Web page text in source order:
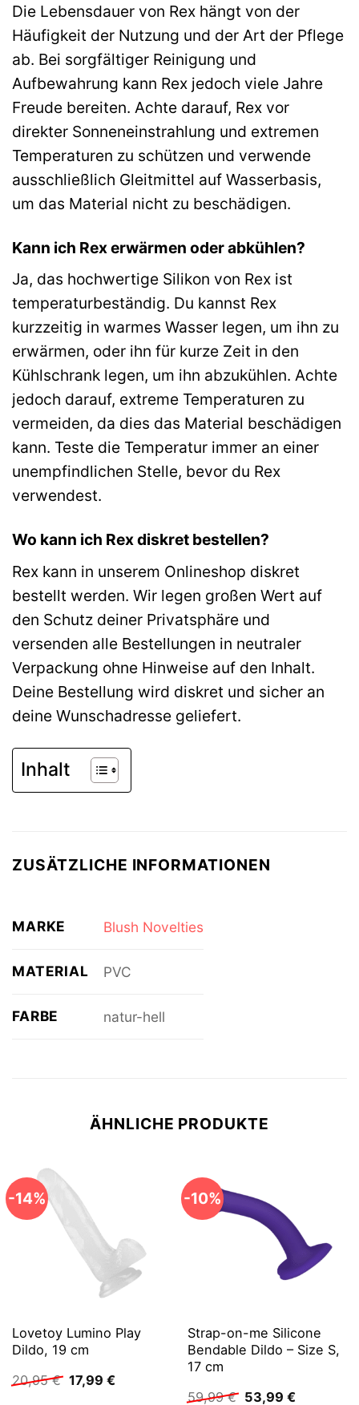
Die Lebensdauer von Rex hängt von der
Häufigkeit der Nutzung und der Art der Pflege
ab. Bei sorgfältiger Reinigung und
Aufbewahrung kann Rex jedoch viele Jahre
Freude bereiten. Achte darauf, Rex vor
direkter Sonneneinstrahlung und extremen
Temperaturen zu schützen und verwende
ausschließlich Gleitmittel auf Wasserbasis,
um das Material nicht zu beschädigen.
Kann ich Rex erwärmen oder abkühlen?
Ja, das hochwertige Silikon von Rex ist
temperaturbeständig. Du kannst Rex
kurzzeitig in warmes Wasser legen, um ihn zu
erwärmen, oder ihn für kurze Zeit in den
Kühlschrank legen, um ihn abzukühlen. Achte
jedoch darauf, extreme Temperaturen zu
vermeiden, da dies das Material beschädigen
kann. Teste die Temperatur immer an einer
unempfindlichen Stelle, bevor du Rex
verwendest.
Wo kann ich Rex diskret bestellen?
Rex kann in unserem Onlineshop diskret
bestellt werden. Wir legen großen Wert auf
den Schutz deiner Privatsphäre und
versenden alle Bestellungen in neutraler
Verpackung ohne Hinweise auf den Inhalt.
Deine Bestellung wird diskret und sicher an
deine Wunschadresse geliefert.
Inhalt
ZUSÄTZLICHE INFORMATIONEN
MARKE Blush Novelties
MATERIAL PVC
FARBE natur-hell
ÄHNLICHE PRODUKTE
-14%
Lovetoy Lumino Play
Dildo, 19 cm
20,95€ Ursprünglicher
Preis
17,99 €Aktueller
-10%
Strap-on-me Silicone
Bendable Dildo – Size S,
17 cm
59,99€ Ursprünglicher
53,99 €Aktueller